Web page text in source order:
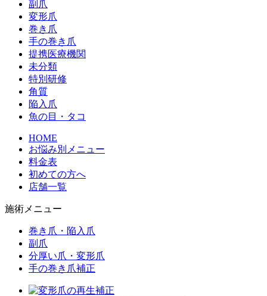
副爪
変形爪
巻き爪
手の巻き爪
提携医療機関
未分類
特別研修
角質
陥入爪
魚の目・タコ
HOME
お悩み別メニュー
料金表
初めての方へ
店舗一覧
施術メニュー
巻き爪・陥入爪
副爪
分厚い爪・変形爪
手の巻き爪補正